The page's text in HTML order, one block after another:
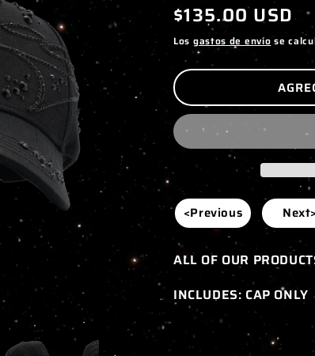
Precio
habitual
$135.00 USD
Los gastos de envío se
<Previous Next>
ALL OF OUR
INCLUDES: CAP ONLY